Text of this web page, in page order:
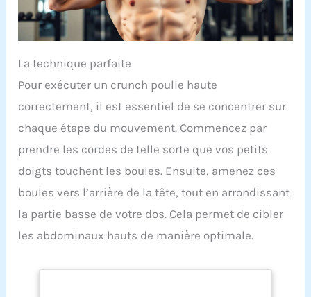
La technique parfaite
Pour exécuter un crunch poulie haute
correctement, il est essentiel de se concentrer sur
chaque étape du mouvement. Commencez par
prendre les cordes de telle sorte que vos petits
doigts touchent les boules. Ensuite, amenez ces
boules vers l’arrière de la tête, tout en arrondissant
la partie basse de votre dos. Cela permet de cibler
les abdominaux hauts de manière optimale.